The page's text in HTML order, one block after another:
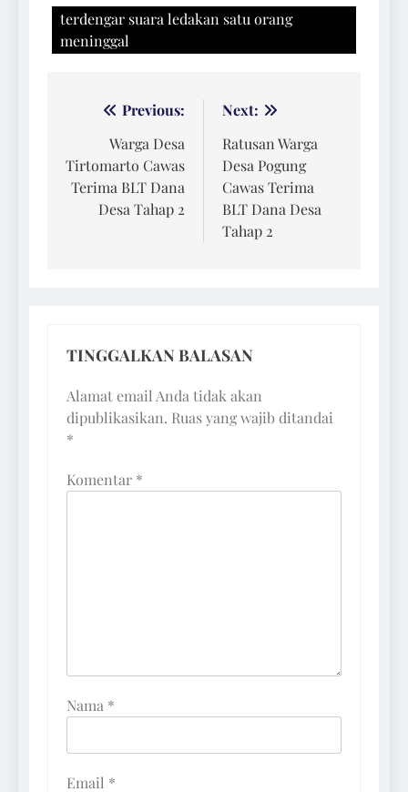
terdengar suara ledakan satu orang
meninggal
NavigasiPrevious:
Warga Desa
Tirtomarto Cawas
Terima BLT Dana
Desa Tahap 2
Next:
Ratusan Warga
Desa Pogung
Cawas Terima
BLT Dana Desa
Tahap 2
TINGGALKAN BALASAN
Alamat email Anda tidak akan
dipublikasikan. Ruas yang wajib ditandai
*
Komentar *
Nama *
Email *